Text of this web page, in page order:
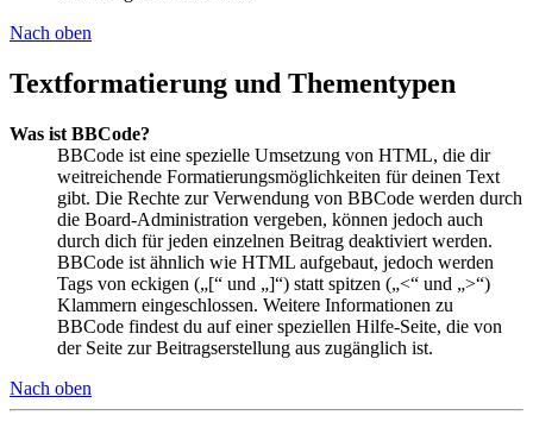
Nach oben
Textformatierung und Thementypen
Was ist BBCode?
BBCode ist eine spezielle Umsetzung von HTML, die dir
weitreichende Formatierungsmöglichkeiten für deinen Text
gibt. Die Rechte zur Verwendung von BBCode werden durch
die Board-Administration vergeben, können jedoch auch
durch dich für jeden einzelnen Beitrag deaktiviert werden.
BBCode ist ähnlich wie HTML aufgebaut, jedoch werden
Tags von eckigen („[“ und „]“) statt spitzen („<“ und „>“)
Klammern eingeschlossen. Weitere Informationen zu
BBCode findest du auf einer speziellen Hilfe-Seite, die von
der Seite zur Beitragserstellung aus zugänglich ist.
Nach oben